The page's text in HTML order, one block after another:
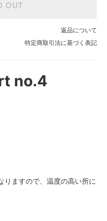
OUT
返品について
特定商取引法に基づく表記
no.4
りますので、温度の高い所に